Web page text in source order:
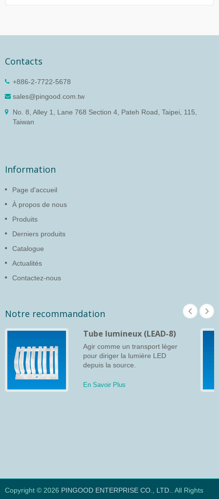
Contacts
+886-2-7722-5678
sales@pingood.com.tw
No. 8, Alley 1, Lane 768 Section 4, Pateh Road, Taipei, 115,
Taiwan
Information
Page d'accueil
À propos de nous
Produits
Derniers produits
Catalogue
Actualités
Contactez-nous
Notre recommandation
Tube lumineux (LEAD-8)
Agir comme un transport léger
pour diriger la lumière LED
depuis la source.
En Savoir Plus
Copyright © 2026 PINGOOD ENTERPRISE CO., LTD.
. All Rights